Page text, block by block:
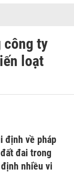
công ty
loạt
định về pháp
đai trong
định nhiều vi